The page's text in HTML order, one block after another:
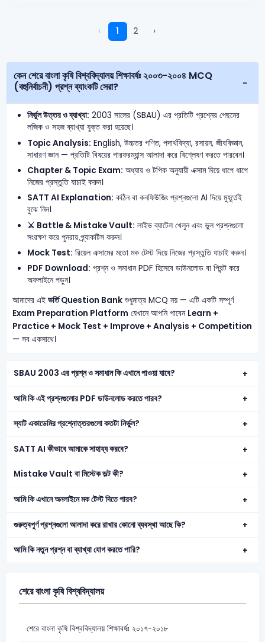
‹ 1 2 ›
কেন শেরে বাংলা কৃষি বিশ্ববিদ্যালয় শিক্ষাবর্ষঃ ২০০৩-২০০৪ MCQ
(বহুনির্বাচনী) প্রশ্ন ব্যাংকটি সেরা?
নির্ভুল উত্তর ও ব্যাখ্যা: 2003 সালের (SBAU) এর প্রতিটি প্রশ্নের পেছনের
লজিক ও সহজ ব্যাখ্যা যুক্ত করা হয়েছে।
Topic Analysis: English, উচ্চতর গণিত, পদার্থবিদ্যা, রসায়ন, জীববিজ্ঞান,
সাধারণ জ্ঞান — প্রতিটি বিষয়ের পারফরম্যান্স আলাদা করে বিশ্লেষণ করতে পারবেন।
Chapter & Topic Exam: অধ্যায় ও টপিক অনুযায়ী এক্সাম দিয়ে ধাপে ধাপে
নিজের প্রস্তুতি যাচাই করুন।
SATT AI Explanation: কঠিন বা কনফিউজিং প্রশ্নগুলো AI দিয়ে মুহূর্তেই
বুঝে নিন।
⚔️ Battle & Mistake Vault: লাইভ ব্যাটেল খেলুন এবং ভুল প্রশ্নগুলো
সংরক্ষণ করে পুনরায় প্র্যাকটিস করুন।
Mock Test: রিয়েল এক্সামের মতো মক টেস্ট দিয়ে নিজের প্রস্তুতি যাচাই করুন।
PDF Download: প্রশ্ন ও সমাধান PDF হিসেবে ডাউনলোড বা প্রিন্ট করে
অফলাইনে পড়ুন।
আমাদের এই ভর্তি Question Bankশুধুমাত্র MCQ নয় — এটি একটি সম্পূর্ণ
Exam Preparation Platform যেখানে আপনি পাবেন Learn +
Practice + Mock Test + Improve + Analysis + Competition
— সব একসাথে।
SBAU 2003 এর প্রশ্ন ও সমাধান কি এখানে পাওয়া যাবে?
আমি কি এই প্রশ্নগুলোর PDF ডাউনলোড করতে পারব?
স্যাট একাডেমির প্রশ্নোত্তরগুলো কতটা নির্ভুল?
SATT AI কীভাবে আমাকে সাহায্য করবে?
Mistake Vault বা মিস্টেক ভল্ট কী?
আমি কি এখানে অনলাইনে মক টেস্ট দিতে পারব?
গুরুত্বপূর্ণ প্রশ্নগুলো আলাদা করে রাখার কোনো ব্যবস্থা আছে কি?
আমি কি নতুন প্রশ্ন বা ব্যাখ্যা যোগ করতে পারি?
শেরে বাংলা কৃষি বিশ্ববিদ্যালয়
শেরে বাংলা কৃষি বিশ্ববিদ্যালয় শিক্ষাবর্ষঃ ২০১৭-২০১৮